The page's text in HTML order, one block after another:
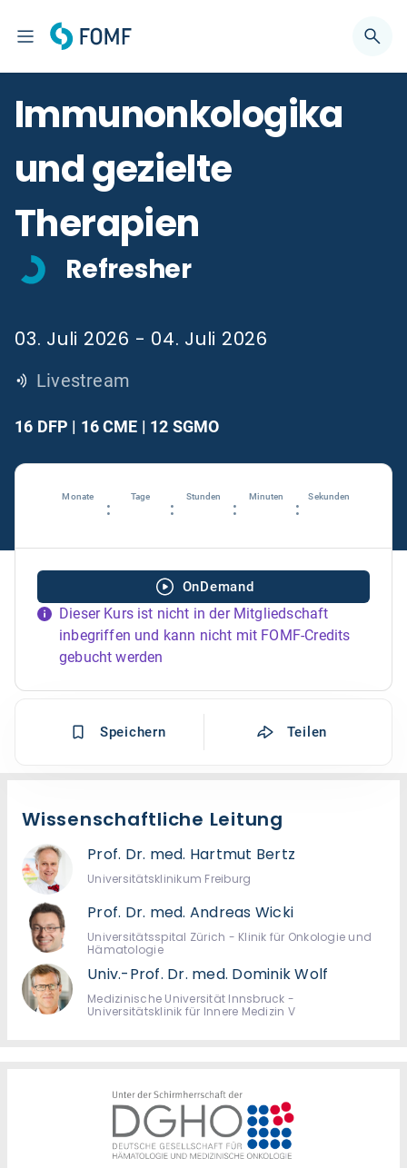
Immunonkologika
und gezielte
Therapien
Refresher
03. Juli 2026 - 04. Juli 2026
Livestream
16 DFP | 16 CME | 12 SGMO
Monate : Tage : Stunden : Minuten : Sekunden
OnDemand
Dieser Kurs ist nicht in der Mitgliedschaft
inbegriffen und kann nicht mit FOMF-Credits
gebucht werden
Speichern Teilen
Wissenschaftliche Leitung
Prof. Dr. med. Hartmut Bertz
Universitätsklinikum Freiburg
Prof. Dr. med. Andreas Wicki
Universitätsspital Zürich - Klinik für Onkologie und
Hämatologie
Univ.-Prof. Dr. med. Dominik Wolf
Medizinische Universität Innsbruck -
Universitätsklinik für Innere Medizin V